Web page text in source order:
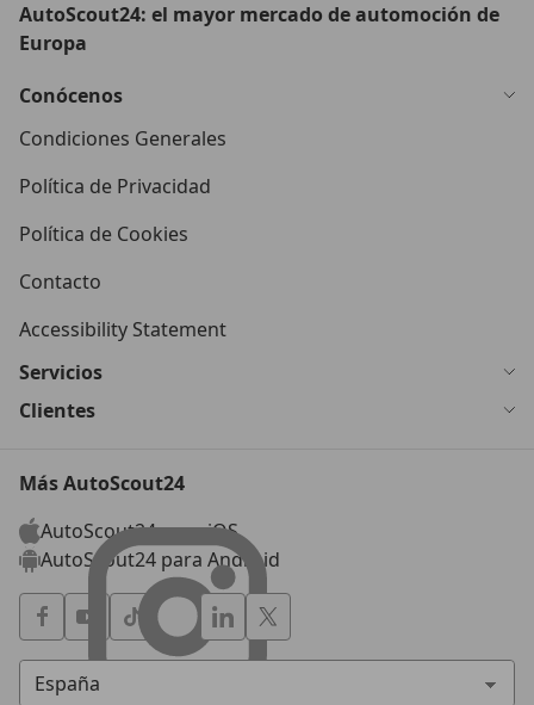
AutoScout24: el mayor mercado de automoción de
Europa
Conócenos
Condiciones Generales
Política de Privacidad
Política de Cookies
Contacto
Accessibility Statement
Servicios
Clientes
Más AutoScout24
AutoScout24 para iOS
AutoScout24 para Android